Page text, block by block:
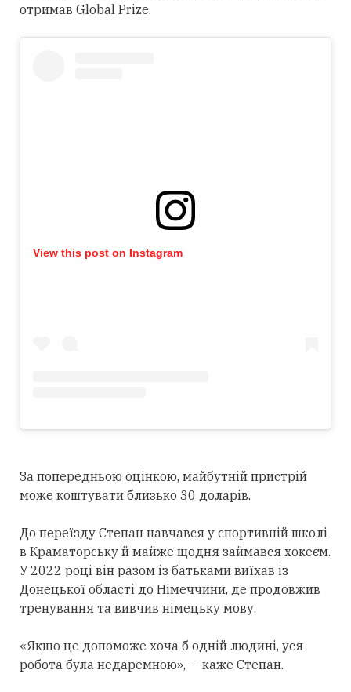
отримав Global Prize.
View this post on Instagram
За попередньою оцінкою, майбутній пристрій
може коштувати близько 30 доларів.
До переїзду Степан навчався у спортивній школі
в Краматорську й майже щодня займався хокеєм.
У 2022 році він разом із батьками виїхав із
Донецької області до Німеччини, де продовжив
тренування та вивчив німецьку мову.
«Якщо це допоможе хоча б одній людині, уся
робота була недаремною», — каже Степан.